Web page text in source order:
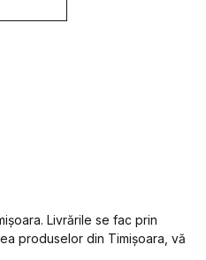
Livrările se fac prin
produselor din Timișoara, vă